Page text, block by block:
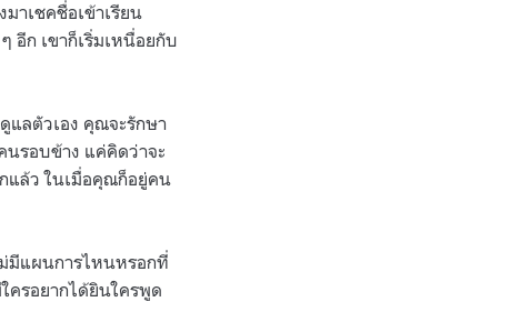
าเชคชื่อเข้าเรียน
อีก เขาก็เริ่มเหนื่อยกับ
แลตัวเอง คุณจะรักษา
รอบข้าง แค่คิดว่าจะ
แล้ว ในเมื่อคุณก็อยู่คน
มีแผนการไหนหรอกที่
ครอยากได้ยินใครพูด